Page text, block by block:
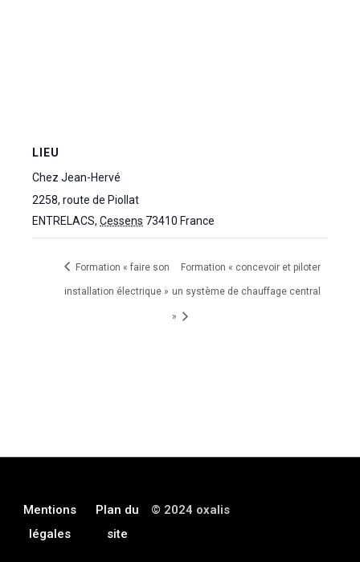
LIEU
Chez Jean-Hervé
2258, route de Piollat
ENTRELACS, Cessens 73410 France
Formation « faire son
installation électrique »
Formation « concevoir et piloter
un système de chauffage central
»
Mentions
légales
Plan du
site
© 2024 oxalis